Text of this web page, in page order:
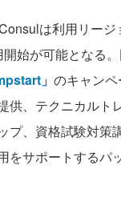
は利用リー
始が可能となる
」 のキャン
供、テクニカル
プ、資格試験対
サポートするパ